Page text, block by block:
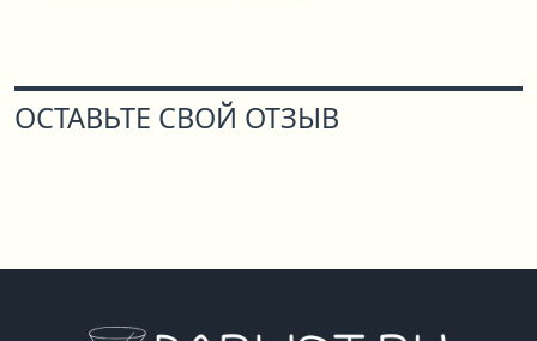
ОСТАВЬТЕ СВОЙ ОТЗЫВ